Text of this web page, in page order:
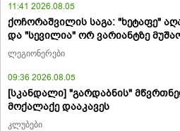
11:41 2026.08.05
ქოჩორაშვილის საგა: "ხეტაფე"
და "სევილია" ორ ვარიანტზე
ლეგიონერები
09:36 2026.08.05
[სკანდალი] "გარდაბნის"
მოქალაქე დააკავეს
კლუბები